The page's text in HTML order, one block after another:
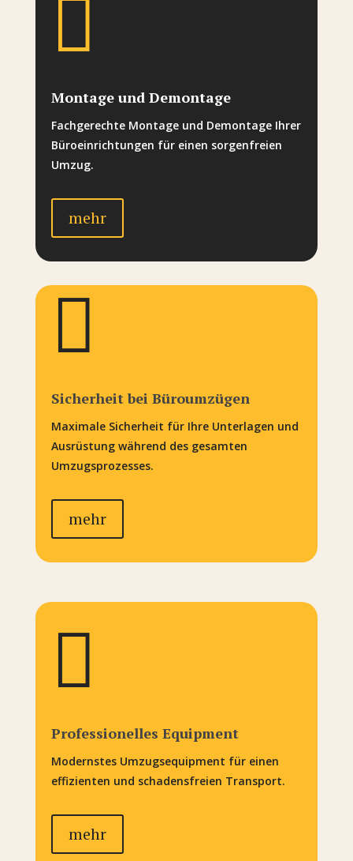

Montage und Demontage
Fachgerechte Montage und Demontage Ihrer
Büroeinrichtungen für einen sorgenfreien
Umzug.
mehr

Sicherheit bei Büroumzügen
Maximale Sicherheit für Ihre Unterlagen und
Ausrüstung während des gesamten
Umzugsprozesses.
mehr

Professionelles Equipment
Modernstes Umzugsequipment für einen
effizienten und schadensfreien Transport.
mehr